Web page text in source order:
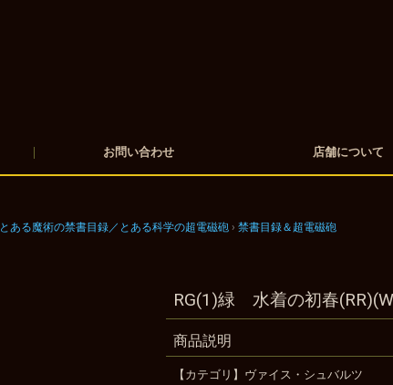
お問い合わせ 店舗について
とある魔術の禁書目録／とある科学の超電磁砲 禁書目録＆超電磁砲
RG(1)緑 水着の初春
商品説明
【カテゴリ】ヴァイス・シュバルツ